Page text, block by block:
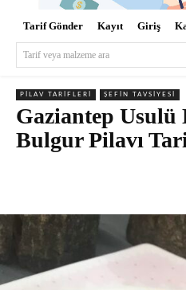
Tarif Gönder Kayıt Giriş
Tarif veya malzeme ara
PILAV TARIFLERI ŞEFIN TAVSIYESI
Gaziantep Usulü
Bulgur Pilavı